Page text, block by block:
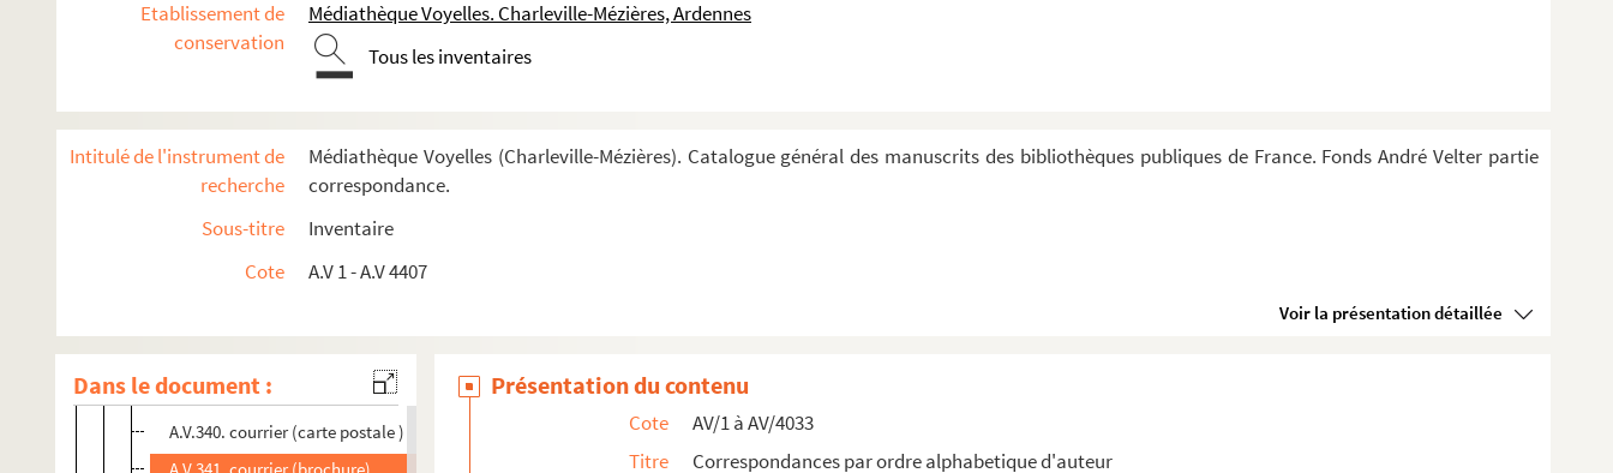
Etablissement de
conservation
Médiathèque Voyelles. Charleville-Mézières, Ardennes
Tous les inventaires
Intitulé de l'instrument de
recherche
Médiathèque Voyelles (Charleville-Mézières). Catalogue général des manuscrits des bibliothèques publiques de France. Fonds André Velter partie
correspondance.
Sous-titre
Inventaire
Cote
A.V 1 - A.V 4407
Voir la présentation détaillée
Dans le document :
Dossier Françoise Biagi
Dossier Zéno Bianu
Dossier Eliane Biedermann
Dossier Jean Biennat
Dossier Jacques Birnberg
Dossier Julien Blaine
A.V.338. courrier (carte postale)
A.V.339. courrier (carte postale )
A.V.340. courrier (carte postale )
Présentation du contenu
Cote
AV/1 à AV/4033
Titre
Correspondances par ordre alphabetique d'auteur